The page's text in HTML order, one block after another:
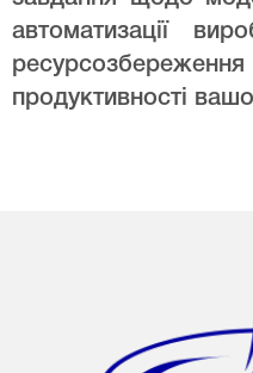
автоматизації
продуктивності